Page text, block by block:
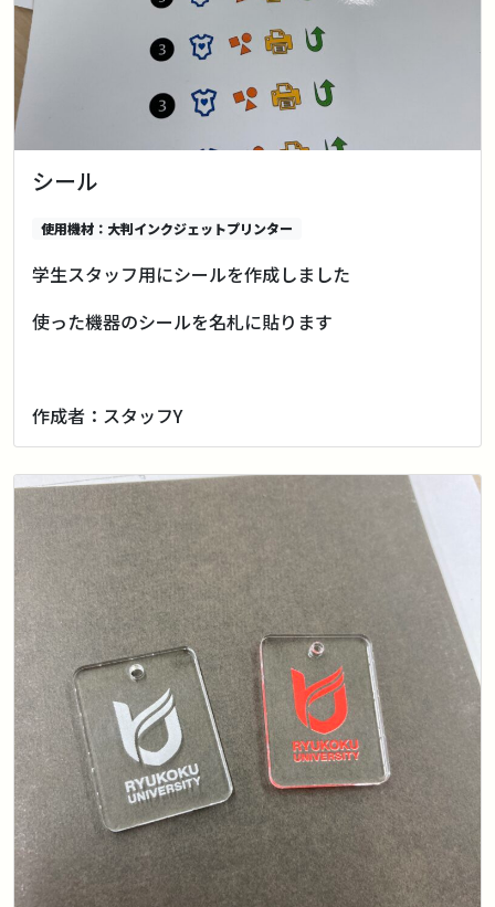
シール
使用機材：大判インクジェットプリンター
学生スタッフ用にシールを作成しました
使った機器のシールを名札に貼ります
作成者：スタッフY